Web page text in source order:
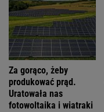
Za gorąco, żeby
produkować prąd.
Uratowała nas
fotowoltaika i wiatraki